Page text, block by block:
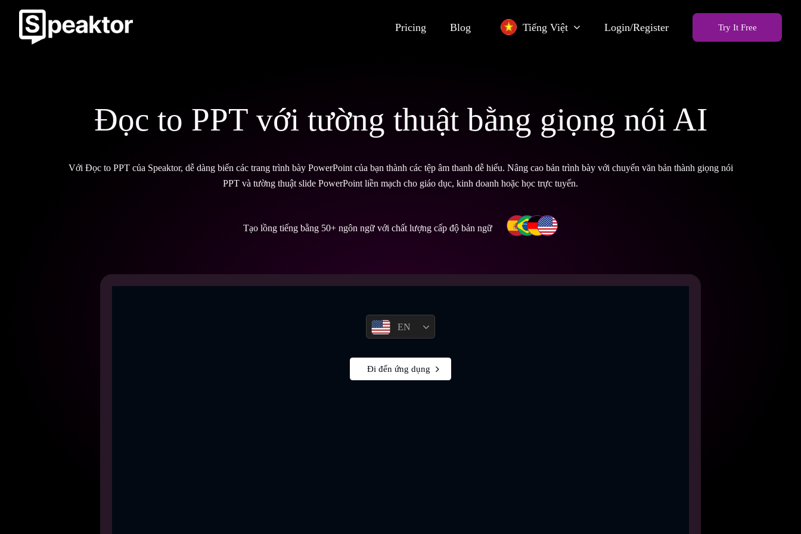
Pricing Blog Tiếng Việt Login/Register Try It Free
Đọc to PPT với tường thuật bằng giọng nói AI
Với Đọc to PPT của Speaktor, dễ dàng biến các trang trình bày PowerPoint của bạn thành các tệp âm thanh dễ hiểu. Nâng cao bản trình bày với chuyển văn bản thành giọng nói
PPT và tường thuật slide PowerPoint liền mạch cho giáo dục, kinh doanh hoặc học trực tuyến.
Tạo lồng tiếng bằng 50+ ngôn ngữ với chất lượng cấp độ bản ngữ
EN
Đi đến ứng dụng